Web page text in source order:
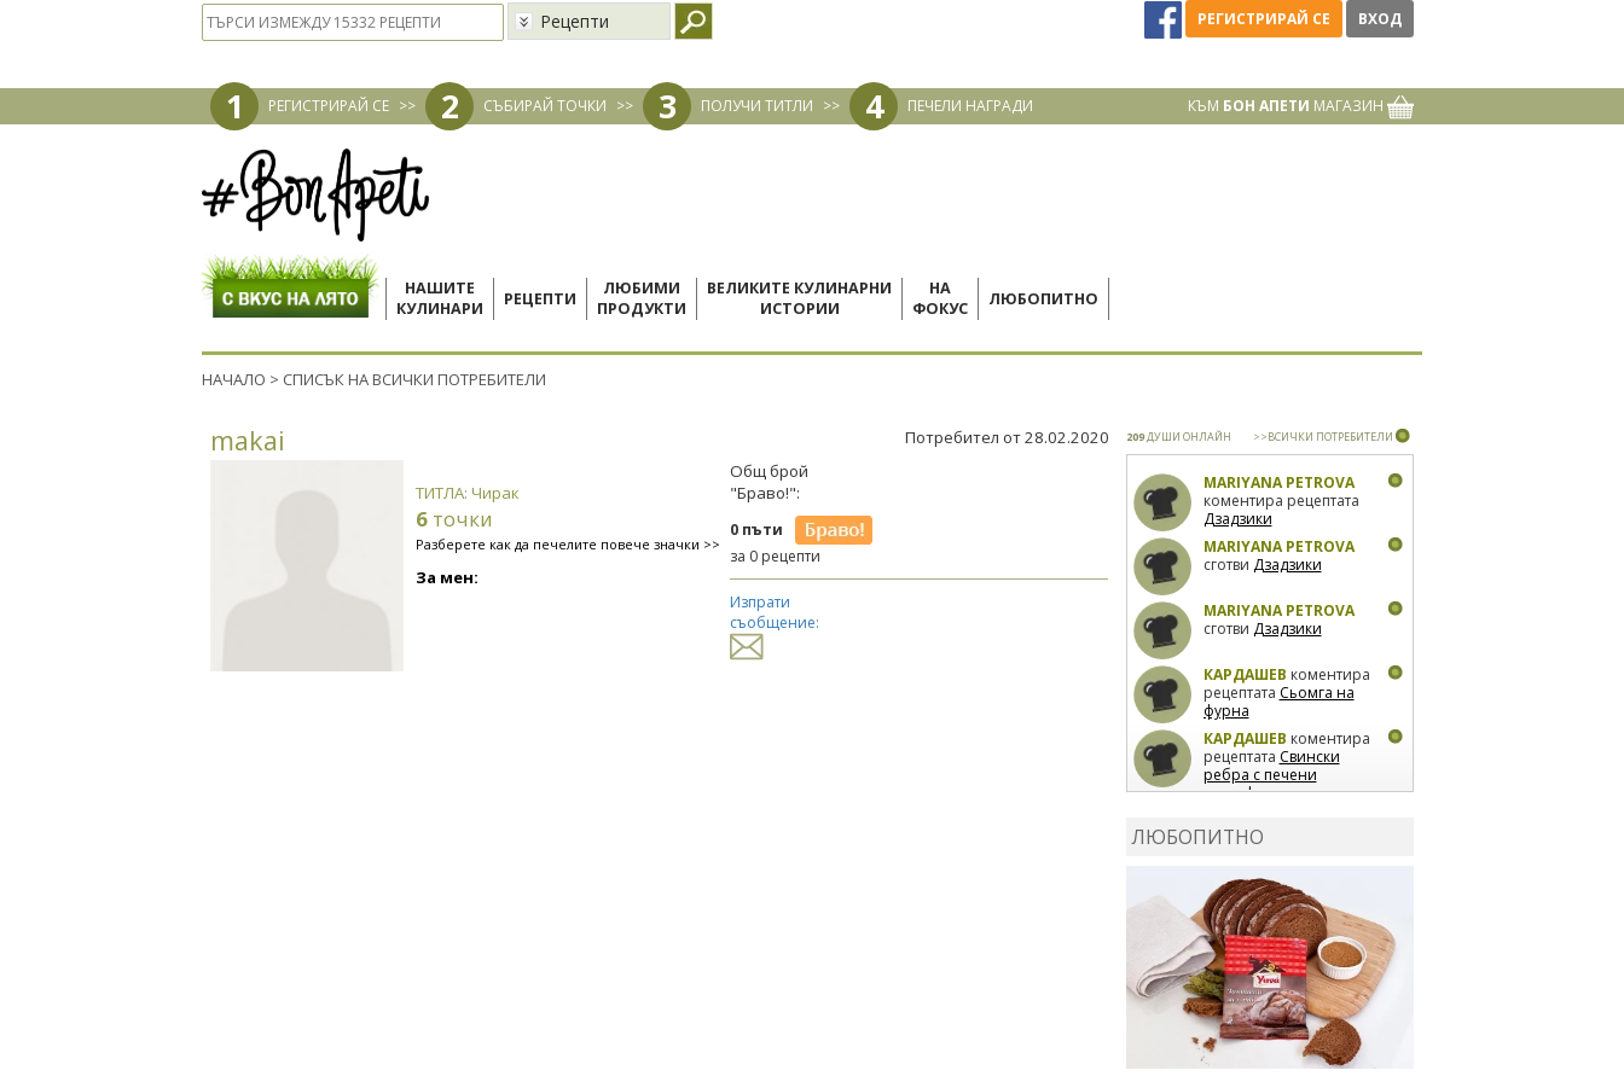
Рецепти РЕГИСТРИРАЙ СЕ ВХОД
1 РЕГИСТРИРАЙ СЕ >> 2 СЪБИРАЙ ТОЧКИ >> 3 ПОЛУЧИ ТИТЛИ >> 4 ПЕЧЕЛИ НАГРАДИ КЪМ БОН АПЕТИ МАГАЗИН
НАШИТЕ
КУЛИНАРИ
РЕЦЕПТИ
ЛЮБИМИ
ПРОДУКТИ
ВЕЛИКИТЕ КУЛИНАРНИ
ИСТОРИИ
НА
ФОКУС
ЛЮБОПИТНО
НАЧАЛО > СПИСЪК НА ВСИЧКИ ПОТРЕБИТЕЛИ
makai Потребител от 28.02.2020
ТИТЛА: Чирак
6 точки
Разберете как да печелите повече значки >>
За мен:
Общ брой
"Браво!":
0 пъти
за 0 рецепти
Изпрати
съобщение:
209ДУШИ ОНЛАЙН >>ВСИЧКИ ПОТРЕБИТЕЛИ
MARIYANA PETROVA
коментира рецептата
Дзадзики
MARIYANA PETROVA
сготви Дзадзики
MARIYANA PETROVA
сготви Дзадзики
КАРДАШЕВ коментира
рецептата Сьомга на
фурна
КАРДАШЕВ коментира
рецептата Свински
ребра с печени
картофи
лимон
коментира рецептата
Киноа със зеленчуци
ЛЮБОПИТНО